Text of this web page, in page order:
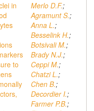
in
to
Merlo D.F.;
Agramunt S.;
Anna L.;
Besselink H.;
Botsivali M.;
Brady N.J.;
Ceppi M.;
Chatzi L.;
Chen B.;
Decordier I.;
Farmer P.B.;